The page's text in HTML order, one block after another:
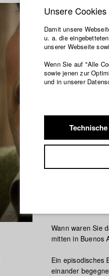
Wann waren Sie
mitten in Buenos
Ein episodisches
einander
Unsere Cookies
Damit unsere
u. a. die
unserer Webseite
Wenn Sie auf "Alle
sowie jenen zur
und in unserer